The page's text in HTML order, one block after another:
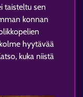
taisteltu sen
konnan
hyytävää
kuka niistä